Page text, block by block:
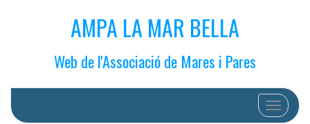
AMPA LA MAR BELLA
Web de l'Associació de Mares i Pares
Cambiar